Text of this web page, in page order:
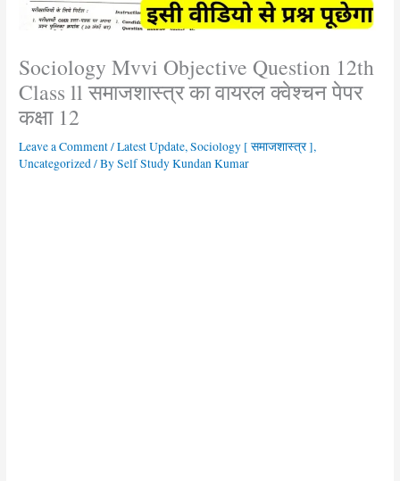
Sociology Mvvi Objective Question 12th
Class ll समाजशास्त्र का वायरल क्वेश्चन पेपर
कक्षा 12
Leave a Comment/Latest Update,Sociology [ समाजशास्त्र ],
Uncategorized/ BySelf Study Kundan Kumar